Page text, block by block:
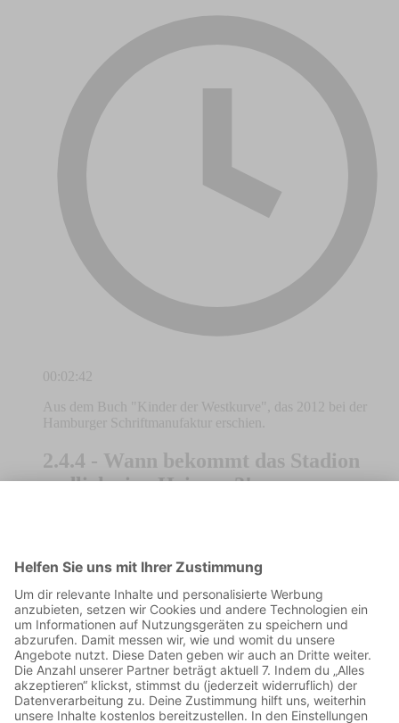
00:02:42
Aus dem Buch "Kinder der Westkurve", das 2012 bei der
Hamburger Schriftmanufaktur erschien.
2.4.4 - Wann bekommt das Stadion
endlich eine Heizung?!